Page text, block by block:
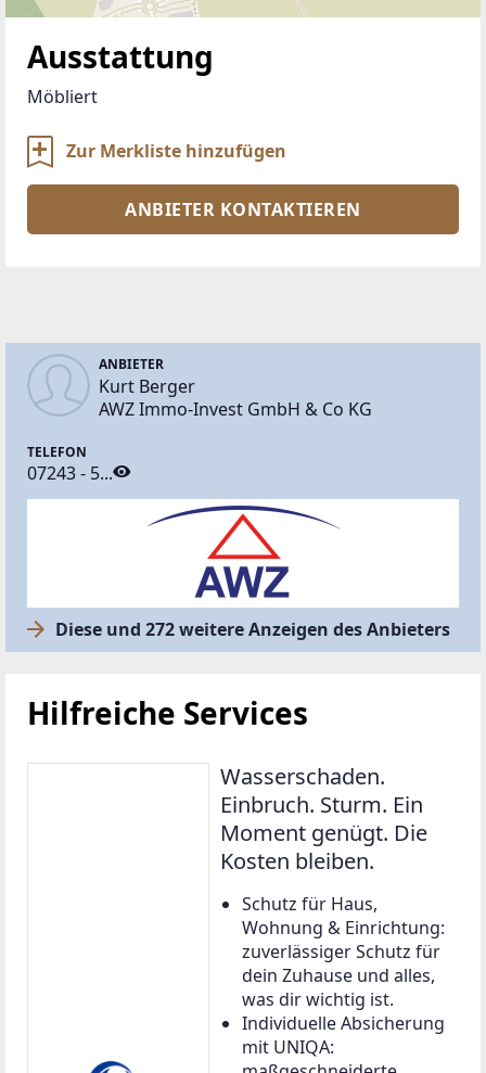
Ausstattung
Möbliert
Zur Merkliste hinzufügen
ANBIETER KONTAKTIEREN
ANBIETER
Kurt Berger
AWZ Immo-Invest GmbH & Co KG
TELEFON
07243 - 5...
Diese und 272 weitere Anzeigen des Anbieters
Hilfreiche Services
Wasserschaden.
Einbruch. Sturm. Ein
Moment genügt. Die
Kosten bleiben.
Schutz für Haus,
Wohnung & Einrichtung:
zuverlässiger Schutz für
dein Zuhause und alles,
was dir wichtig ist.
Individuelle Absicherung
mit UNIQA: